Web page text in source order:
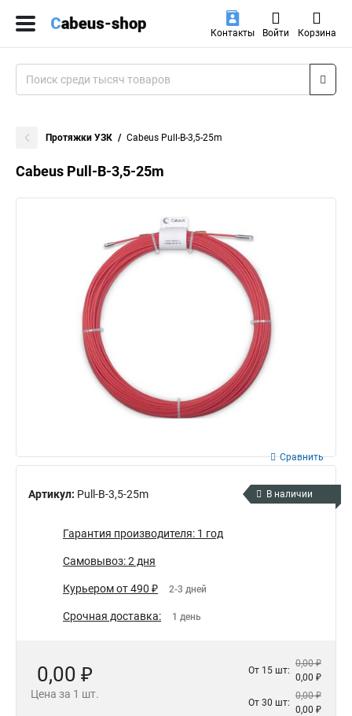
Контакты Войти Корзина
Протяжки УЗК Cabeus Pull-B-3,5-25m
Cabeus Pull-B-3,5-25m
Артикул: Pull-B-3,5-25m
Сравнить
В наличии
Гарантия производителя: 1 год
Самовывоз: 2 дня
Курьером от 490 ₽ 2-3 дней
Срочная доставка: 1 день
0,00 ₽
Цена за 1 шт.
От 15 шт:
0,00 ₽
0,00 ₽
От 30 шт:
0,00 ₽
0,00 ₽